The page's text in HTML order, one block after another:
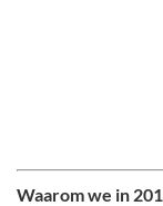
Waarom we in